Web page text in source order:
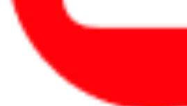
Máy có 1 x USB Type C / DisplayPort /
, Audio combo , LAN 1 Gb/s, cổng HDMI
ngoài, cổng Ethernet cho kết nối mạng
nghe/microphone. Ngoài ra, máy cũng hỗ
802.11ax (Wifi 6) , Bluetooth 5.2, giúp
mạng không dây và các thiết bị không